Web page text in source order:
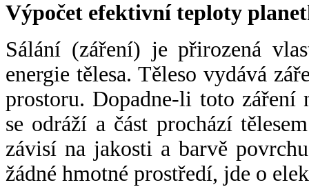
Výpočet efektivní teploty
Sálání (záření) je přirozená
energie tělesa. Těleso vydává
prostoru. Dopadne-li toto záření
se odráží a část prochází
závisí na jakosti a barvě
žádné hmotné prostředí, jde o